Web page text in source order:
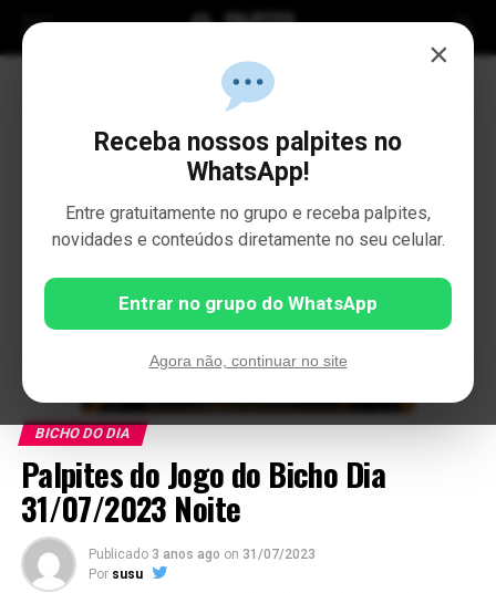
BICHO DO DIA
Palpites do Jogo do Bicho Dia
31/07/2023 Noite
Publicado 3 anos ago on 31/07/2023
Por susu
×
Receba nossos palpites no
WhatsApp!
Entre gratuitamente no grupo e receba palpites,
novidades e conteúdos diretamente no seu celular.
Entrar no grupo do WhatsApp
Agora não, continuar no site